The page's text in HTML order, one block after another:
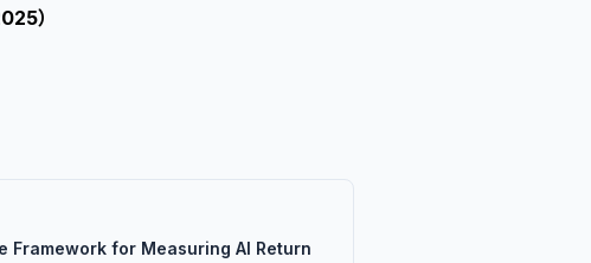
）
Framework for Measuring AI Return